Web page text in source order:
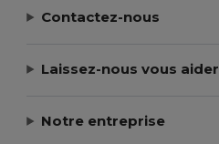
Contactez-nous
Laissez-nous vous aider
Notre entreprise